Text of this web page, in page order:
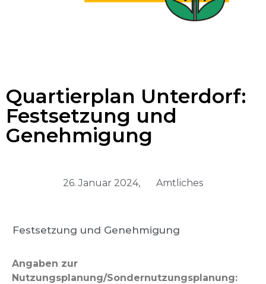
Quartierplan Unterdorf:
Festsetzung und
Genehmigung
26. Januar 2024, Amtliches
Festsetzung und Genehmigung
Angaben zur
Nutzungsplanung/Sondernutzungsplanung: